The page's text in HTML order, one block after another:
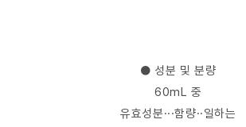
● 성분 및 분량
60mL 중
유효성분···함량··일하는